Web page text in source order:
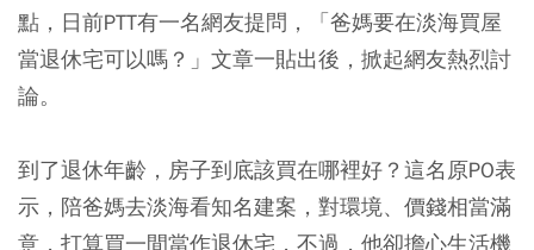
點，日前PTT有一名網友提問，「爸媽要在淡海買屋
當退休宅可以嗎？」文章一貼出後，掀起網友熱烈討
論。
到了退休年齡，房子到底該買在哪裡好？這名原PO表
示，陪爸媽去淡海看知名建案，對環境、價錢相當滿
意，打算買一間當作退休宅，不過，他卻擔心生活機